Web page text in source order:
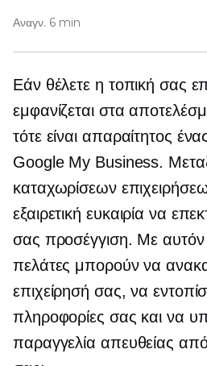
Αναγν. 6 min
Εάν θέλετε η τοπική σας
εμφανίζεται στα
τότε είναι απαραίτητος
Google My Business.
καταχωρίσεων
εξαιρετική ευκαιρία να
σας προσέγγιση. Με αυτόν
πελάτες μπορούν να
επιχείρησή σας, να
πληροφορίες σας και να
παραγγελία απευθείας